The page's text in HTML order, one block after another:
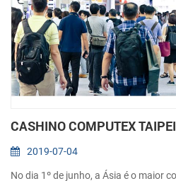
CASHINO COMPUTEX
2019-07-04
No dia 1º de junho, a Ásia é o maior